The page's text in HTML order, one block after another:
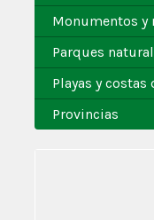
Monumentos y
Parques
Playas y costas
Provincias